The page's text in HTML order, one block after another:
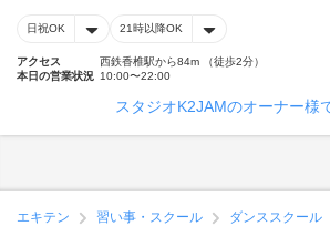
日祝OK 21時以降OK
アクセス
西鉄香椎駅から84m （徒歩2分）
本日の営業状況 10:00〜22:00
スタジオK2JAMのオーナー様
エキテン 習い事・スクール
ダンススクール